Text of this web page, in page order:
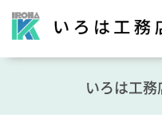
いろは工務